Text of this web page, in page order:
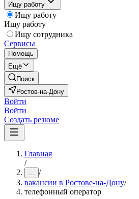
Ищу работу
Ищу работу
Ищу работу
Ищу сотрудника
Сервисы
Помощь
Ещё
Поиск
Ростов-на-Дону
Войти
Войти
Создать резюме
Главная
/
... /
вакансии в Ростове-на-Дону/
телефонный оператор